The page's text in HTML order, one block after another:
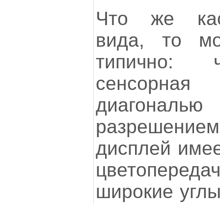
Что же
вида, то
типично:
дисплей
широкие